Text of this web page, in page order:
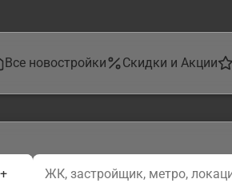
Все новостройки Скидки и Акции